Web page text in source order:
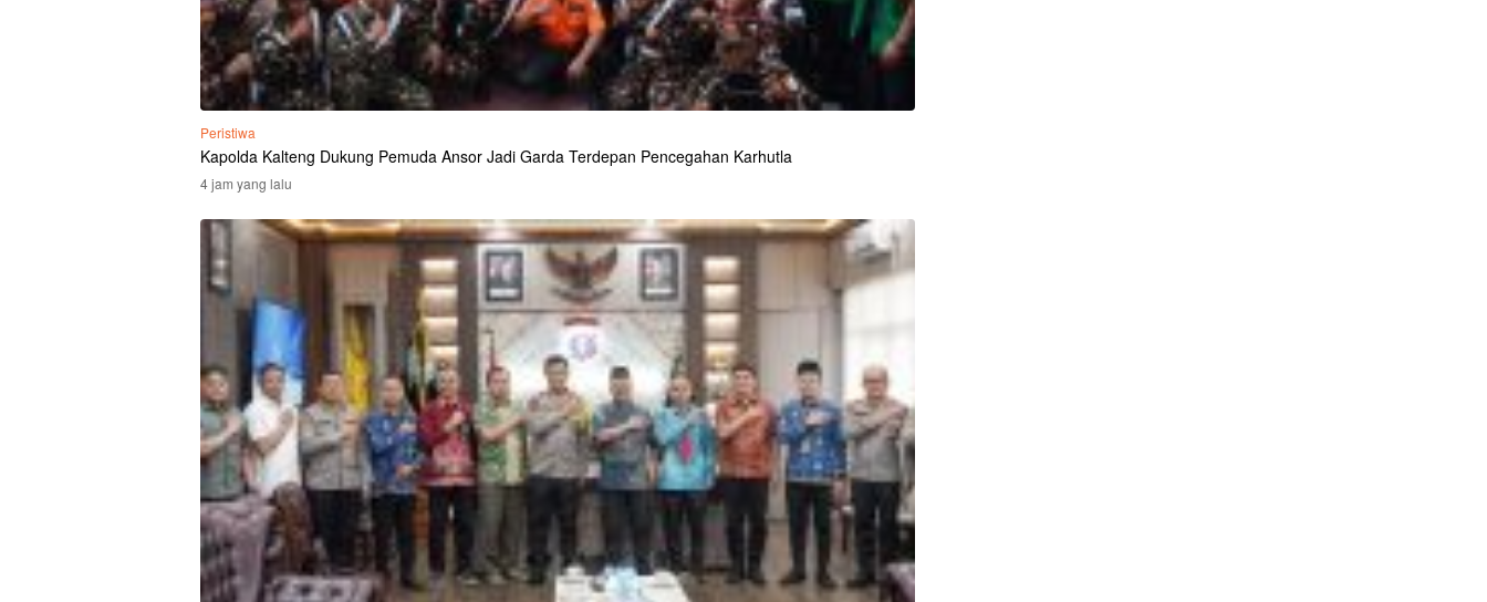
Peristiwa
Kapolda Kalteng Dukung Pemuda Ansor Jadi Garda Terdepan Pencegahan Karhutla
4 jam yang lalu